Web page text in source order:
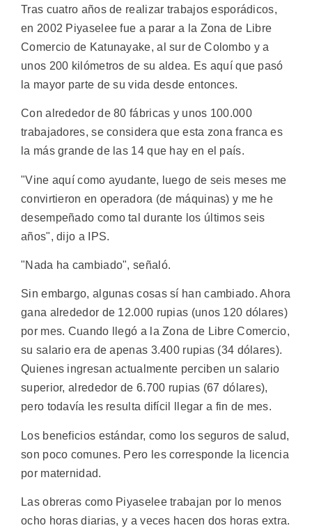
Tras cuatro años de realizar trabajos esporádicos,
en 2002 Piyaselee fue a parar a la Zona de Libre
Comercio de Katunayake, al sur de Colombo y a
unos 200 kilómetros de su aldea. Es aquí que pasó
la mayor parte de su vida desde entonces.
Con alrededor de 80 fábricas y unos 100.000
trabajadores, se considera que esta zona franca es
la más grande de las 14 que hay en el país.
"Vine aquí como ayudante, luego de seis meses me
convirtieron en operadora (de máquinas) y me he
desempeñado como tal durante los últimos seis
años", dijo a IPS.
"Nada ha cambiado", señaló.
Sin embargo, algunas cosas sí han cambiado. Ahora
gana alrededor de 12.000 rupias (unos 120 dólares)
por mes. Cuando llegó a la Zona de Libre Comercio,
su salario era de apenas 3.400 rupias (34 dólares).
Quienes ingresan actualmente perciben un salario
superior, alrededor de 6.700 rupias (67 dólares),
pero todavía les resulta difícil llegar a fin de mes.
Los beneficios estándar, como los seguros de salud,
son poco comunes. Pero les corresponde la licencia
por maternidad.
Las obreras como Piyaselee trabajan por lo menos
ocho horas diarias, y a veces hacen dos horas extra.